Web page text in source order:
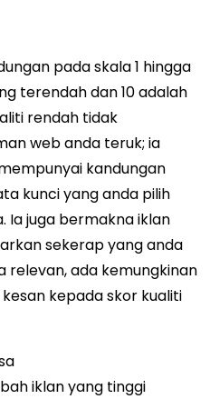
pada skala 1 hingga
terendah dan 10 adalah
rendah tidak
web anda teruk; ia
kandungan
kunci yang anda pilih
Ia juga bermakna iklan
sekerap yang anda
relevan, ada kemungkinan
kepada skor kualiti
iklan yang tinggi